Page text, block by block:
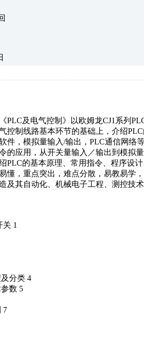
PLC及电气控制》以欧姆龙CJ1系列
控制线路基本环节的基础上，介绍
件，模拟量输入/输出，PLC通信网
的应用，从开关量输入／输出到模拟
PLC的基本原理、常用指令、程序设
懂，重点突出，难点分散，易教易
及其自动化、机械电子工程、测控技
1
分类 4
数 5
7